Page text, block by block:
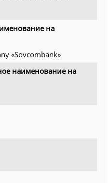
на
«Sovcombank»
наименование на